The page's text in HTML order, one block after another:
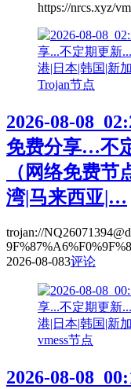
https://nrcs.xyz/
Trojan节点
2026-08-
免费分享…不
（网络免费节
湾|马来西亚|…
trojan://
2026-08-083评论
vmess节点
2026-08-